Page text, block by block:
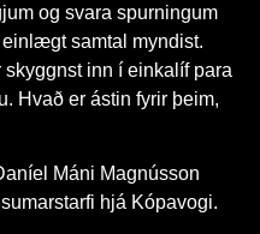
og svara spurningum
samtal myndist.
skyggnst inn í einkalíf para
Hvað er ástin fyrir þeim,
Máni Magnússon
hjá Kópavogi.